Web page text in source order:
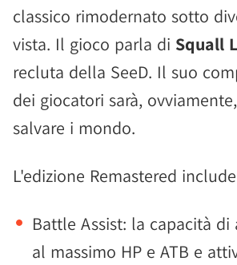
classico rimodernato sotto
vista. Il gioco parla di Squall
recluta della SeeD. Il suo
dei giocatori sarà,
salvare i mondo.
L'edizione Remastered
Battle Assist: la capacità di
al massimo HP e ATB e